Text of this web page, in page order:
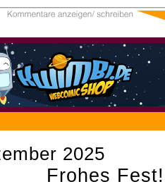
2025
Frohes Fest!